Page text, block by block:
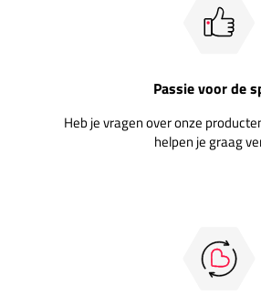
Passie voor de
Heb je vragen over onze
helpen je graag